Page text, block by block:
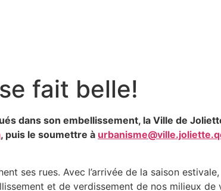
fait belle!
dans son embellissement, la Ville de
, puis le soumettre à
ses rues. Avec l’arrivée de la saison estivale,
et de verdissement de nos milieux de